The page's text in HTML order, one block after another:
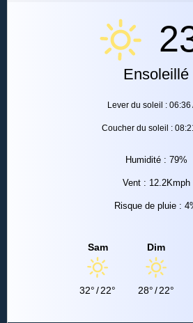
Ensoleillé
Lever du soleil : 06:36
Coucher du soleil :
Humidité : 79%
Vent : 12.2Kmph
Risque de pluie :
Sam
32°/22°
Dim
28°/22°